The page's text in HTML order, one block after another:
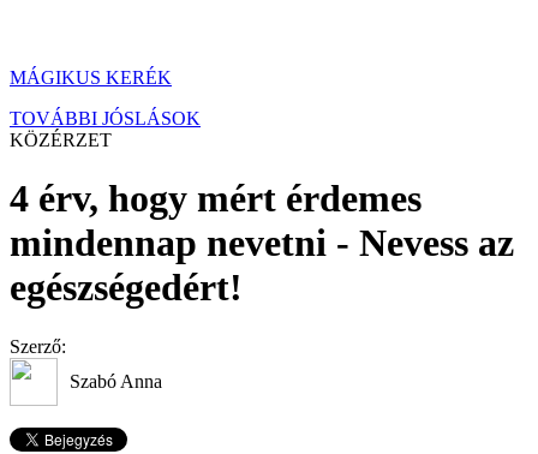
MÁGIKUS KERÉK
TOVÁBBI JÓSLÁSOK
KÖZÉRZET
4 érv, hogy mért érdemes
mindennap nevetni - Nevess az
egészségedért!
Szerző:
Szabó Anna